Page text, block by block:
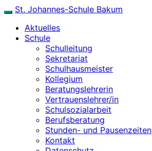
Skip
content
Toggle
navigation
St. Johannes-Schule Bakum
Aktuelles
Schule
Schulleitung
Sekretariat
Schulhausmeister
Kollegium
Beratungslehrerin
Vertrauenslehrer/in
Schulsozialarbeit
Berufsberatung
Stunden- und Pausenzeiten
Kontakt